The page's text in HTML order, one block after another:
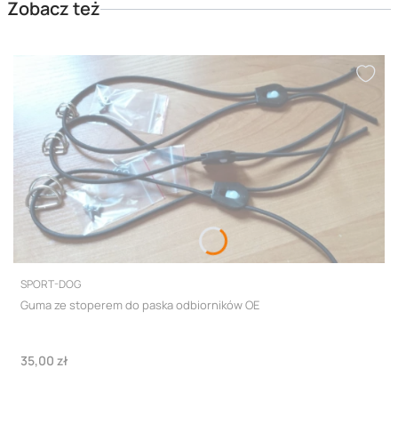
Zobacz też
PRODUCENT
SPORT-DOG
Guma ze stoperem do paska odbiorników OE
Cena
35,00 zł